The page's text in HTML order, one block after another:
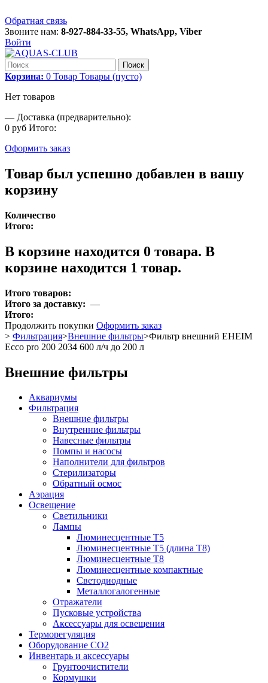
Обратная связь
Звоните нам: 8-927-884-33-55, WhatsApp, Viber
Войти
Поиск
Корзина: 0 Товар Товары (пусто)
Нет товаров
— Доставка (предварительно):
0 руб Итого:
Оформить заказ
Товар был успешно добавлен в вашу
корзину
Количество
Итого:
В корзине находится 0 товара. В
корзине находится 1 товар.
Итого товаров:
Итого за доставку: —
Итого:
Продолжить покупки Оформить заказ
> Фильтрация>Внешние фильтры>Фильтр внешний EHEIM
Ecco pro 200 2034 600 л/ч до 200 л
Внешние фильтры
Аквариумы
Фильтрация
Внешние фильтры
Внутренние фильтры
Навесные фильтры
Помпы и насосы
Наполнители для фильтров
Стерилизаторы
Обратный осмос
Аэрация
Освещение
Светильники
Лампы
Люминесцентные T5
Люминесцентные T5 (длина T8)
Люминесцентные T8
Люминесцентные компактные
Светодиодные
Металлогалогенные
Отражатели
Пусковые устройства
Аксессуары для освещения
Терморегуляция
Оборудование CO2
Инвентарь и аксессуары
Грунтоочистители
Кормушки